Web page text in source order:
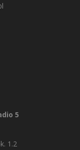
5
1.2